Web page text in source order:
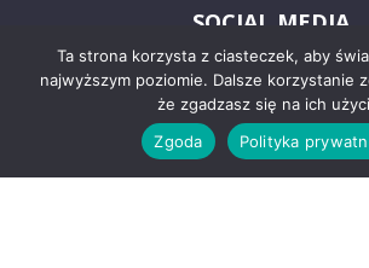
SOCIAL MEDIA
Ta strona korzysta z ciasteczek, aby
najwyższym poziomie. Dalsze korzystanie
że zgadzasz się na ich
Zgoda
Polityka